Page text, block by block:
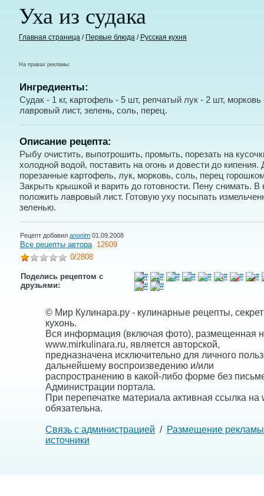
Уха из судака
Главная страница / Первые блюда / Русская кухня
На правах рекламы:
Ингредиенты:
Судак - 1 кг, картофель - 5 шт, репчатый лук - 2 шт, морковь
лавровый лист, зелень, соль, перец.
Описание рецепта:
Рыбу очистить, выпотрошить, промыть, порезать на
холодной водой, поставить на огонь и довести до кипения.
порезанные картофель, лук, морковь, соль, перец
Закрыть крышкой и варить до готовности. Пену снимать. В
положить лавровый лист. Готовую уху посыпать
зеленью.
Рецепт добавил anonim 01.09.2008
Все рецепты автора 12609
0/2808
Поделись рецептом с
друзьями:
© Мир Кулинара.ру - кулинарные рецепты,
кухонь.
Вся информация (включая фото), размещенная
www.mirkulinara.ru, является авторской,
предназначена исключительно для личного
дальнейшему воспроизведению и/или
распространению в какой-либо форме без
Администрации портала.
При перепечатке материала активная ссылка на
обязательна.
Связь с администрацией / Размещение рекламы
источники